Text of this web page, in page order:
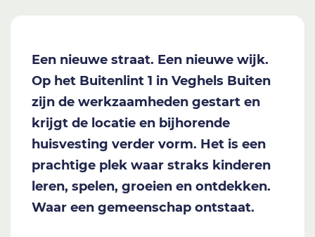
Een nieuwe straat. Een nieuwe wijk.
Op het Buitenlint 1 in Veghels Buiten
zijn de werkzaamheden gestart en
krijgt de locatie en bijhorende
huisvesting verder vorm. Het is een
prachtige plek waar straks kinderen
leren, spelen, groeien en ontdekken.
Waar een gemeenschap ontstaat.